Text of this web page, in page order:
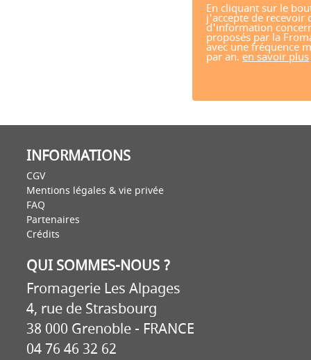
En cliquant sur le
j'accepte de recevoir
d'information
proposés par la
avec une fréquence
par an. en savoir plus
INFORMATIONS
CGV
Mentions légales & vie privée
FAQ
Partenaires
Crédits
QUI SOMMES-NOUS ?
Fromagerie Les Alpages
4, rue de Strasbourg
38 000 Grenoble - FRANCE
04 76 46 32 62